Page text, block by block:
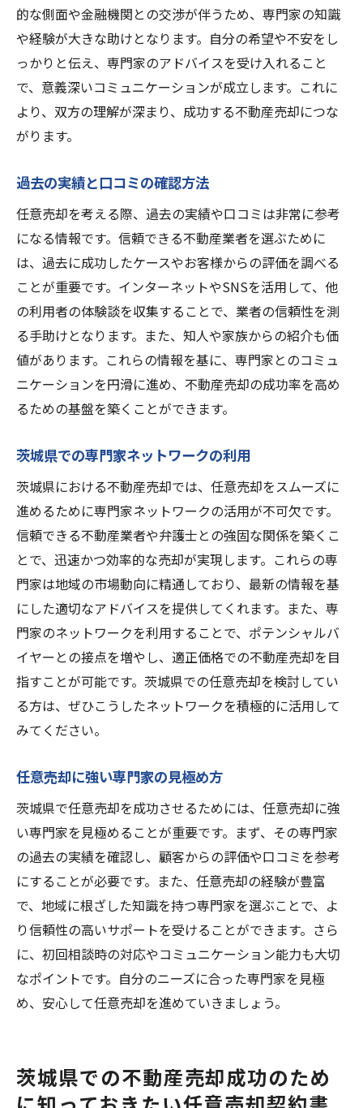
的な側面や金融機関との交渉が伴うため、専門家の知識
や経験が大きな助けとなります。自分の希望や不安をし
っかりと伝え、専門家のアドバイスを受け入れること
で、意義深いコミュニケーションが成立します。これに
より、双方の理解が深まり、成功する不動産売却につな
がります。
過去の実績と口コミの確認方法
任意売却を考える際、過去の実績や口コミは非常に参考
になる情報です。信頼できる不動産業者を選ぶために
は、過去に成功したケースやお客様からの評価を調べる
ことが重要です。インターネットやSNSを活用して、他
の利用者の体験談を収集することで、業者の信頼性を測
る手助けとなります。また、知人や家族からの紹介も価
値があります。これらの情報を基に、専門家とのコミュ
ニケーションを円滑に進め、不動産売却の成功率を高め
るための基盤を築くことができます。
茨城県での専門家ネットワークの利用
茨城県における不動産売却では、任意売却をスムーズに
進めるために専門家ネットワークの活用が不可欠です。
信頼できる不動産業者や弁護士との強固な関係を築くこ
とで、迅速かつ効率的な売却が実現します。これらの専
門家は地域の市場動向に精通しており、最新の情報を基
にした適切なアドバイスを提供してくれます。また、専
門家のネットワークを利用することで、ポテンシャルバ
イヤーとの接点を増やし、適正価格での不動産売却を目
指すことが可能です。茨城県での任意売却を検討してい
る方は、ぜひこうしたネットワークを積極的に活用して
みてください。
任意売却に強い専門家の見極め方
茨城県で任意売却を成功させるためには、任意売却に強
い専門家を見極めることが重要です。まず、その専門家
の過去の実績を確認し、顧客からの評価や口コミを参考
にすることが必要です。また、任意売却の経験が豊富
で、地域に根ざした知識を持つ専門家を選ぶことで、よ
り信頼性の高いサポートを受けることができます。さら
に、初回相談時の対応やコミュニケーション能力も大切
なポイントです。自分のニーズに合った専門家を見極
め、安心して任意売却を進めていきましょう。
茨城県での不動産売却成功のため